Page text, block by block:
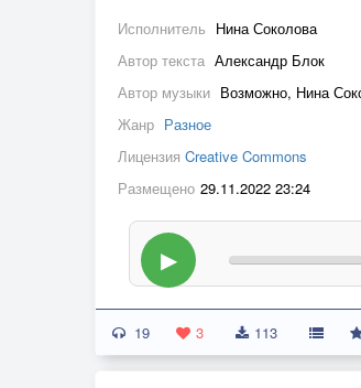
Исполнитель Нина Соколова
Автор текста Александр Блок
Автор музыки Возможно, Нина
Жанр Разное
Лицензия Creative Commons
Размещено 29.11.2022 23:24
▶
19 3 113